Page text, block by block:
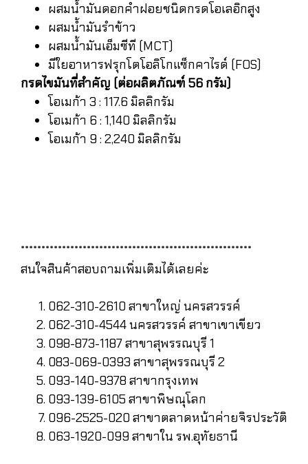
ผสมน้ำมันดอกคำฝอยชนิดกรดโอเลอิกสูง
ผสมน้ำมันรำข้าว
ผสมน้ำมันเอ็มซีที (MCT)
มีใยอาหารฟรุกโตโอลิโกแซ็กคาไรด์ (FOS)
กรดไขมันที่สำคัญ (ต่อผลิตภัณฑ์ 56 กรัม)
โอเมก้า 3 : 117.6 มิลลิกรัม
โอเมก้า 6 : 1,140 มิลลิกรัม
โอเมก้า 9 : 2,240 มิลลิกรัม
********************************************************
สนใจสินค้าสอบถามเพิ่มเติมได้เลยค่ะ
062-310-2610 สาขาใหญ่ นครสวรรค์
062-310-4544 นครสวรรค์ สาขาเขาเขียว
098-873-1187 สาขาสุพรรณบุรี 1
083-069-0393 สาขาสุพรรณบุรี 2
093-140-9378 สาขากรุงเทพ
093-139-6105 สาขาพิษณุโลก
096-2525-020 สาขาตลาดหน้าค่ายจิรประวัติ
063-1920-099 สาขาใน รพ.อุทัยธานี